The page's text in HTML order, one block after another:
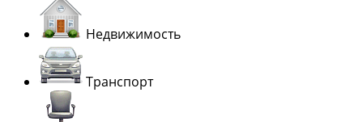
Недвижимость
Транспорт